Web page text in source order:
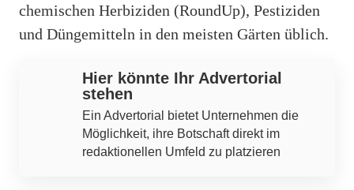
chemischen Herbiziden (RoundUp), Pestiziden
und Düngemitteln in den meisten Gärten üblich.
Hier könnte Ihr Advertorial
stehen
Ein Advertorial bietet Unternehmen die
Möglichkeit, ihre Botschaft direkt im
redaktionellen Umfeld zu platzieren